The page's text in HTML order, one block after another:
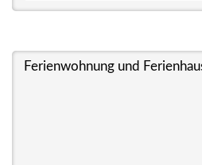
Ferienwohnung und